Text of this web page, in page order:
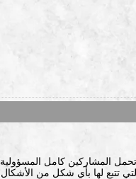
المشاركين كامل المسؤولية
تتبع لها بأي شكل من الأشكال.